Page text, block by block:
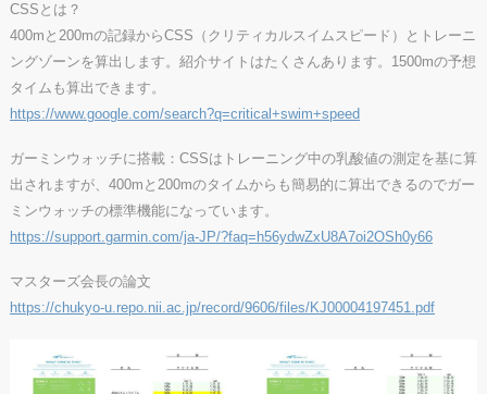
CSSとは？
400mと200mの記録からCSS（クリティカルスイムスピード）とトレーニ
ングゾーンを算出します。紹介サイトはたくさんあります。1500mの予想
タイムも算出できます。
https://www.google.com/search?q=critical+swim+speed
ガーミンウォッチに搭載：CSSはトレーニング中の乳酸値の測定を基に算
出されますが、400mと200mのタイムからも簡易的に算出できるのでガー
ミンウォッチの標準機能になっています。
https://support.garmin.com/ja-JP/?faq=h56ydwZxU8A7oi2OSh0y66
マスターズ会長の論文
https://chukyo-u.repo.nii.ac.jp/record/9606/files/KJ00004197451.pdf